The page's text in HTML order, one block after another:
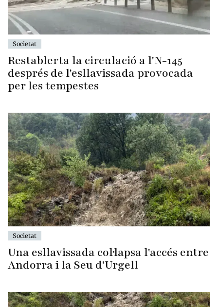
Societat
Restablerta la circulació a l'N-145
després de l'esllavissada provocada
per les tempestes
Societat
Una esllavissada col·lapsa l'accés entre
Andorra i la Seu d'Urgell